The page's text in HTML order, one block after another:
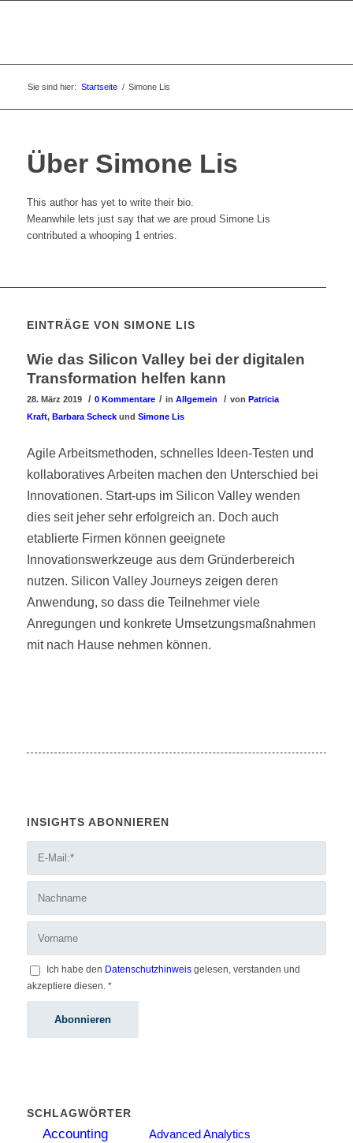
Sie sind hier: Startseite / Simone Lis
Über Simone Lis
This author has yet to write their bio.
Meanwhile lets just say that we are proud Simone Lis
contributed a whooping 1 entries.
EINTRÄGE VON SIMONE LIS
Wie das Silicon Valley bei der digitalen
Transformation helfen kann
28. März 2019 / 0 Kommentare / in Allgemein / von Patricia
Kraft, Barbara Scheckund Simone Lis
Agile Arbeitsmethoden, schnelles Ideen-Testen und
kollaboratives Arbeiten machen den Unterschied bei
Innovationen. Start-ups im Silicon Valley wenden
dies seit jeher sehr erfolgreich an. Doch auch
etablierte Firmen können geeignete
Innovationswerkzeuge aus dem Gründerbereich
nutzen. Silicon Valley Journeys zeigen deren
Anwendung, so dass die Teilnehmer viele
Anregungen und konkrete Umsetzungsmaßnahmen
mit nach Hause nehmen können.
INSIGHTS ABONNIEREN
Ich habe den Datenschutzhinweisgelesen, verstanden und
akzeptiere diesen. *
SCHLAGWÖRTER
Accounting Advanced Analytics